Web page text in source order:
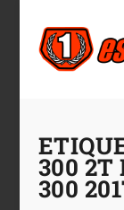
300 2T
300